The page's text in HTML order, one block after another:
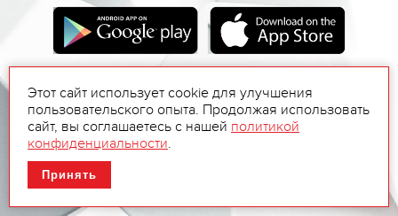
Этот сайт использует cookie для улучшения
пользовательского опыта. Продолжая использовать
сайт, вы соглашаетесь с нашей политикой
конфиденциальности.
Принять